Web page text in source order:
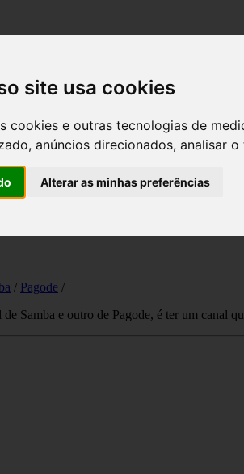
site usa cookies
cookies e outras tecnologias de
anúncios direcionados, analisar
Alterar as minhas preferências
para:samba
o maior carnaval do mundo. Neste
/ Pagode /
Samba e outro de Pagode, é ter um canal